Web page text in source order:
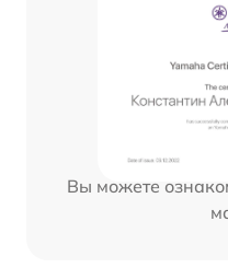
Вы можете